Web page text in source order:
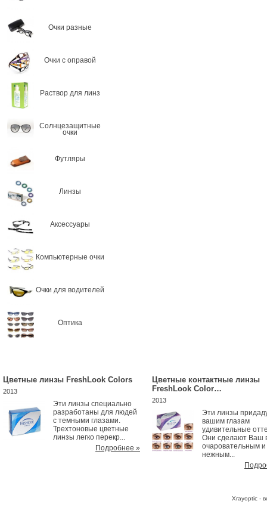
Очки разные
Очки с оправой
Раствор для линз
Солнцезащитные
очки
Футляры
Линзы
Аксессуары
Компьютерные очки
Очки для водителей
Оптика
Цветные линзы FreshLook Colors
2013
Эти линзы специально
разработаны для людей
с темными глазами.
Трехтоновые цветные
линзы легко перекр...
Подробнее »
Цветные контактные линзы
FreshLook Color…
2013
Эти линзы
вашим глазам
удивительные
Они сделают Ваш
очаровательным и
нежным...
Хrayoptic -